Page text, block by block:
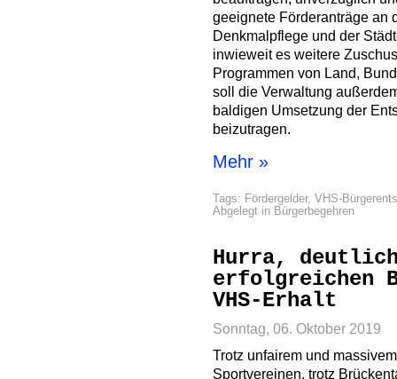
geeignete Förderanträge an
Denkmalpflege und der
inwieweit es weitere
Programmen von Land,
soll die Verwaltung
baldigen Umsetzung der
beizutragen.
Mehr »
Tags: Fördergelder, VHS-
Abgelegt in Bürgerbegehren
Hurra,
erfolgreichen
VHS-Erhalt
Sonntag, 06. Oktober 2019
Trotz unfairem und
Sportvereinen, trotz